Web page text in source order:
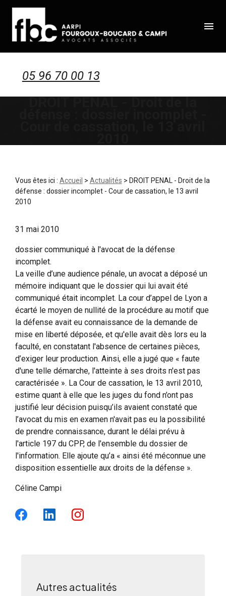
menu
05 96 70 00 13
DROIT PENAL - Droit de la
Vous êtes ici : Accueil > Actualités > DROIT PENAL - Droit de la
défense : dossier incomplet - Cour de cassation, le 13 avril
2010
31 mai 2010
dossier communiqué à l'avocat de la défense
incomplet.
La veille d’une audience pénale, un avocat a déposé un
mémoire indiquant que le dossier qui lui avait été
communiqué était incomplet. La cour d’appel de Lyon a
écarté le moyen de nullité de la procédure au motif que
la défense avait eu connaissance de la demande de
mise en liberté déposée, et qu'elle avait dès lors eu la
faculté, en constatant l'absence de certaines pièces,
d’exiger leur production. Ainsi, elle a jugé que « faute
d'une telle démarche, l'atteinte à ses droits n'est pas
caractérisée ». La Cour de cassation, le 13 avril 2010,
estime quant à elle que les juges du fond n’ont pas
justifié leur décision puisqu’ils avaient constaté que
l’avocat du mis en examen n'avait pas eu la possibilité
de prendre connaissance, durant le délai prévu à
l'article 197 du CPP, de l'ensemble du dossier de
l'information. Elle ajoute qu’a « ainsi été méconnue une
disposition essentielle aux droits de la défense ».
Céline Campi
Autres actualités
Panneau de gestion des cookies